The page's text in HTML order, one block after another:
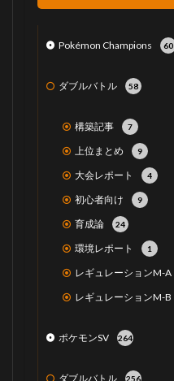
Pokémon Champions 60
ダブルバトル 58
構築記事 7
上位まとめ 9
大会レポート 4
初心者向け 9
育成論 24
環境レポート 1
レギュレーションM-A
レギュレーションM-B
ポケモンSV 264
ダブルバトル 256